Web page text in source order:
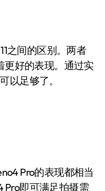
之间的区别。两者
更好的表现。通过实
以足够了。
Pro的表现都相当
Pro即可满足拍摄需